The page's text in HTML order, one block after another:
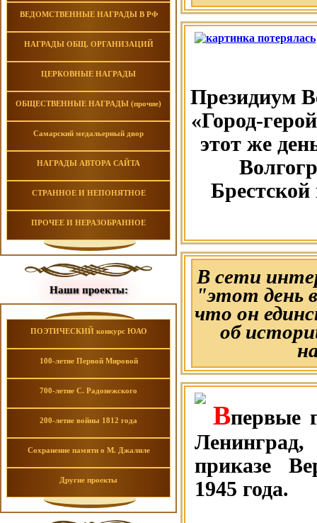
ВЕДОМСТВЕННЫЕ НАГРАДЫ В РФ
НАГРАДЫ ОБЩ. ОРГАНИЗАЦИЙ
ЦЕРКОВНЫЕ НАГРАДЫ
ОБЩЕСТВЕННЫЕ НАГРАДЫ (прочие)
Самарский медальерный двор
НАГРАДЫ АВТОРА САЙТА
СТРАННОЕ И НЕПОНЯТНОЕ
ПРОЧЕЕ И НЕРАЗОБРАННОЕ
Наши проекты:
ПОЭТИЧЕСКИЙ конкурс ЮАО
100-летие Первой Мировой
700-летие С. Радонежского
200-летие войны 1812 года
Сохранение памяти о М. Джалиле
Другие проекты
Президиум
«Город-
этот же
Брестской
В сети
"этот день
что он
об
Впервые
приказе
1945 года.